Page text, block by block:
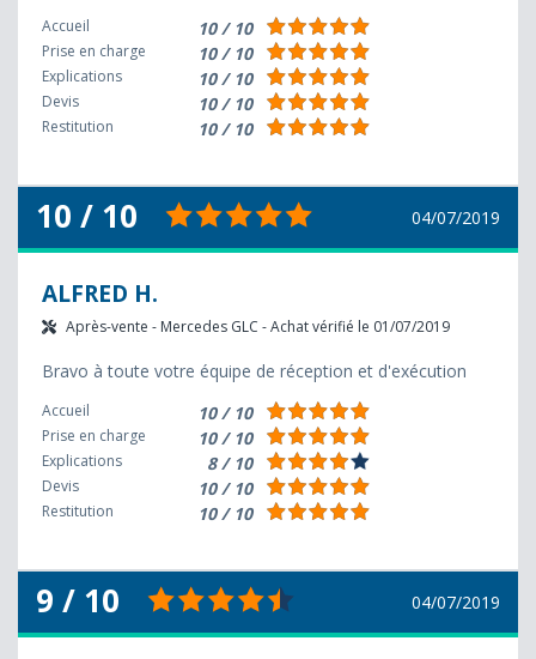
Accueil 10 / 10
Prise en charge 10 / 10
Explications 10 / 10
Devis 10 / 10
Restitution 10 / 10
10 / 10 04/07/2019
ALFRED H.
Après-vente - Mercedes GLC - Achat vérifié le 01/07/2019
Bravo à toute votre équipe de réception et d'exécution
Accueil 10 / 10
Prise en charge 10 / 10
Explications 8 / 10
Devis 10 / 10
Restitution 10 / 10
9 / 10 04/07/2019